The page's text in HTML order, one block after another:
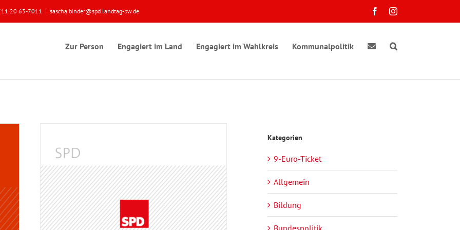
20 63-7011 | sascha.binder@spd.landtag-bw.de FacebookInstagram
Zur Person Engagiert im Land Engagiert im Wahlkreis Kommunalpolitik
Kategorien
9-Euro-Ticket
Allgemein
Bildung